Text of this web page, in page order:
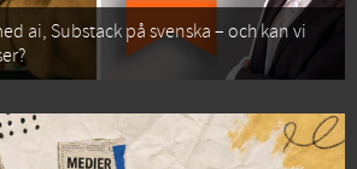
ai, Substack på svenska – och kan vi